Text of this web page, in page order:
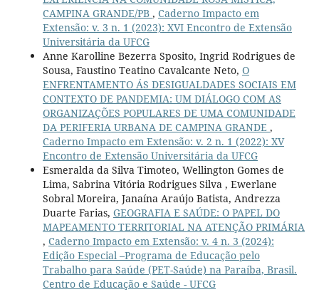
CAMPINA GRANDE/PB , Caderno Impacto em
Extensão: v. 3 n. 1 (2023): XVI Encontro de Extensão
Universitária da UFCG
Anne Karolline Bezerra Sposito, Ingrid Rodrigues de
Sousa, Faustino Teatino Cavalcante Neto, O
ENFRENTAMENTO ÁS DESIGUALDADES SOCIAIS EM
CONTEXTO DE PANDEMIA: UM DIÁLOGO COM AS
ORGANIZAÇÕES POPULARES DE UMA COMUNIDADE
DA PERIFERIA URBANA DE CAMPINA GRANDE ,
Caderno Impacto em Extensão: v. 2 n. 1 (2022): XV
Encontro de Extensão Universitária da UFCG
Esmeralda da Silva Timoteo, Wellington Gomes de
Lima, Sabrina Vitória Rodrigues Silva , Ewerlane
Sobral Moreira, Janaína Araújo Batista, Andrezza
Duarte Farias, GEOGRAFIA E SAÚDE: O PAPEL DO
MAPEAMENTO TERRITORIAL NA ATENÇÃO PRIMÁRIA
, Caderno Impacto em Extensão: v. 4 n. 3 (2024):
Edição Especial –Programa de Educação pelo
Trabalho para Saúde (PET-Saúde) na Paraíba, Brasil.
Centro de Educação e Saúde - UFCG